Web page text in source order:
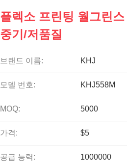
플렉소 프린팅 월그린
중기/저품질
브랜드 이름: KHJ
모델 번호: KHJ558M
MOQ: 5000
가격: $5
공급 능력: 1000000